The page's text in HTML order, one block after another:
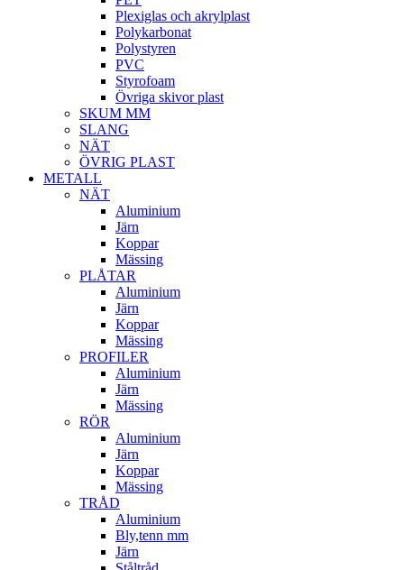
Plexiglas och akrylplast
Polykarbonat
Polystyren
PVC
Styrofoam
Övriga skivor plast
SKUM MM
SLANG
NÄT
ÖVRIG PLAST
METALL
NÄT
Aluminium
Järn
Koppar
Mässing
PLÅTAR
Aluminium
Järn
Koppar
Mässing
PROFILER
Aluminium
Järn
Mässing
RÖR
Aluminium
Järn
Koppar
Mässing
TRÅD
Aluminium
Bly,tenn mm
Järn